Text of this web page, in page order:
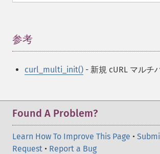
参考
curl_multi_init() - 新規 cURL マルチ
Found A Problem?
Learn How To Improve This Page •
Request • Report a Bug